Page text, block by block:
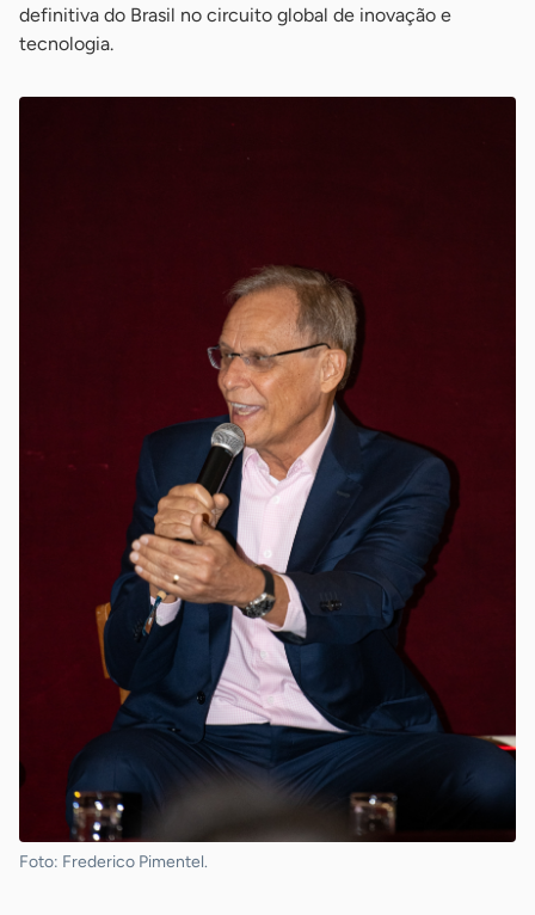
definitiva do Brasil no circuito global de inovação e
tecnologia.
Foto: Frederico Pimentel.